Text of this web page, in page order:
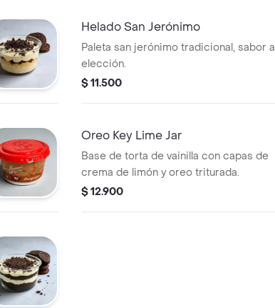
Helado San Jerónimo
Paleta san jerónimo tradicional, sabor a
elección.
$ 11.500
Oreo Key Lime Jar
Base de torta de vainilla con capas de
crema de limón y oreo triturada.
$ 12.900